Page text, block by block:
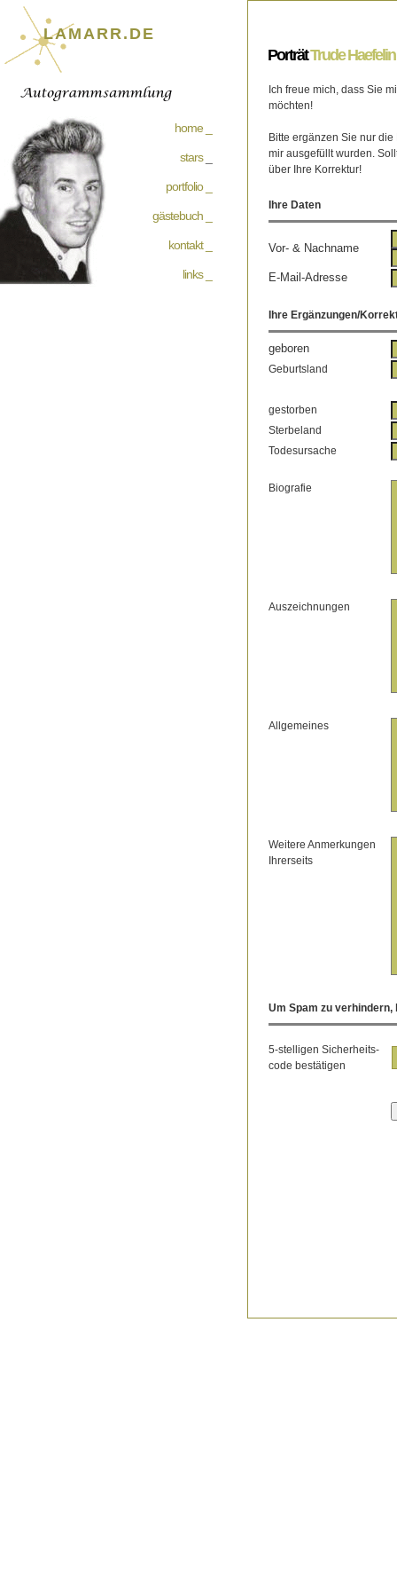
LAMARR.DE
home _
stars_
portfolio _
gästebuch _
kontakt _
links _
PorträtTrude Haefelin
Ich freue mich, dass Sie
möchten!
Bitte ergänzen Sie nur
mir ausgefüllt wurden.
über Ihre Korrektur!
Ihre Daten
Vor- & Nachname
E-Mail-Adresse
Ihre Ergänzungen/
geboren
Geburtsland
gestorben
Sterbeland
Todesursache
Biografie
Auszeichnungen
Allgemeines
Weitere Anmerkungen
Ihrerseits
Um Spam zu
5-stelligen Sicherheits-
code bestätigen